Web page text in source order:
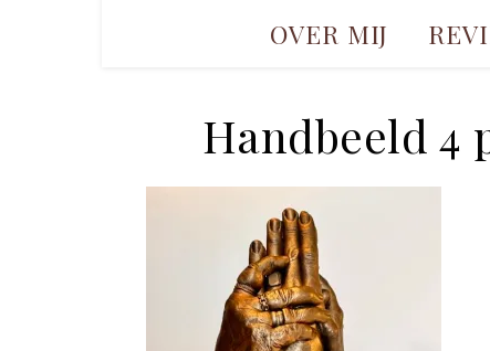
OVER MIJ
Handbeeld 4